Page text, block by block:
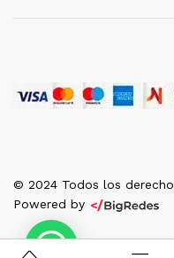
© 2024 Todos los
Powered by